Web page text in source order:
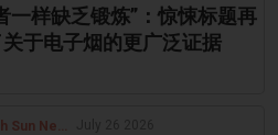
一样缺乏锻炼”：惊悚标题再
于电子烟的更广泛证据
Myrtle Beach Sun News